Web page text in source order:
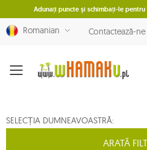
Adunați puncte și schimbați-le pentru
Romanian Contactează-ne
Menu
SELECȚIA DUMNEAVOASTRĂ:
ARATĂ